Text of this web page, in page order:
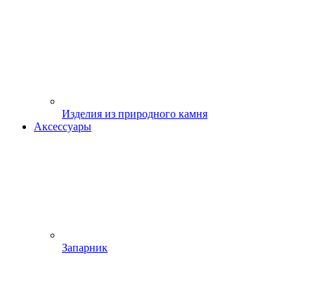
Изделия из природного камня
Аксессуары
Запарник